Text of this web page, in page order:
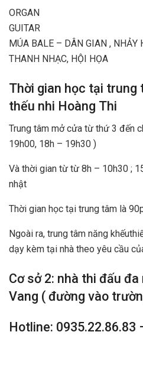
ORGAN
GUITAR
MÚA BALE – DÂN GIAN , NHẢY
THANH NHẠC, HỘI HỌA
Thời gian học tại trung
thếu nhi Hoàng Thi
Trung tâm mở cửa từ thứ 3 đến
19h00, 18h – 19h30 )
Và thời gian từ từ 8h – 10h30 ;
nhật
Thời gian học tại trung tâm là
Ngoài ra, trung tâm năng
dạy kèm tại nhà theo yêu cầu
Cơ sở 2: nhà thi đấu
Vang ( đường vào
Hotline: 0935.22.86.83